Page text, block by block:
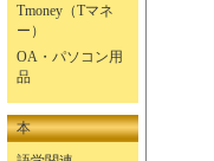
Tmoney（Tマネ
ー）
OA・パソコン用
品
本